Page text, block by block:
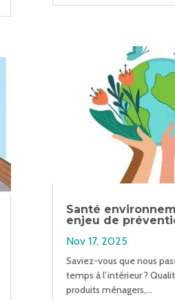
Santé
enjeu de
Nov 17, 2025
Saviez-vous que nous
temps à l’intérieur ?
produits ménagers,...